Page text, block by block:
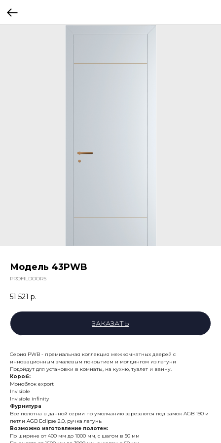
Модель 43PWB
PROFILDOORS
51 521 р.
ЗАКАЗАТЬ
Серия PWB - премиальная коллекция межкомнатных дверей с
инновационным эмалевым покрытием и молдингом из латуни
Подойдут для установки в комнаты, на кухню, туалет и ванну.
Короб:
Моноблок export
Invisible
Invisible infinity
Фурнитура
Все полотна в данной серии по умолчанию зарезаются под замок AGB 190 и
петли AGB Eclipse 2.0, ручка латунь
Возможно изготовление полотен:
По ширине от 400 мм до 1000 мм, с шагом в 50 мм